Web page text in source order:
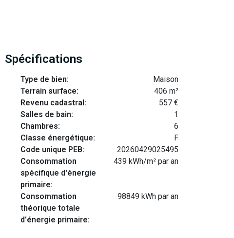
Spécifications
Type de bien:
Maison
Terrain surface:
406 m²
Revenu cadastral:
557 €
Salles de bain:
1
Chambres:
6
Classe énergétique:
F
Code unique PEB:
20260429025495
Consommation
spécifique d'énergie
primaire:
439 kWh/m² par an
Consommation
théorique totale
d'énergie primaire:
98849 kWh par an